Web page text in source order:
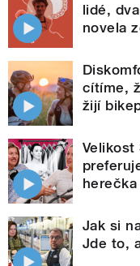
lidé,
novela
cítíme,
žijí
Velikost
Jak si
Jde to,